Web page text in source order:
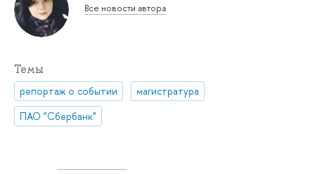
Все новости автора
Темы
репортаж о событии
магистратура
ПАО "Сбербанк"